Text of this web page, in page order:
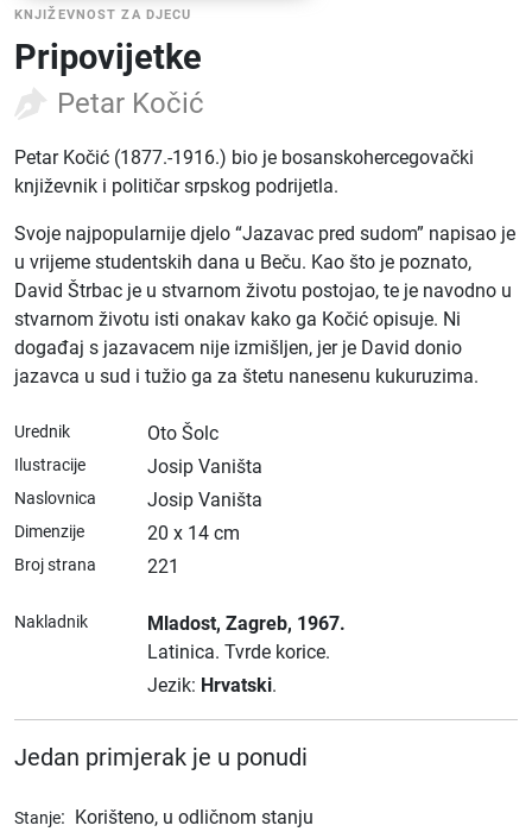
KNJIŽEVNOST ZA DJECU
Pripovijetke
Petar Kočić
Petar Kočić (1877.-1916.) bio je bosanskohercegovački
književnik i političar srpskog podrijetla.
Svoje najpopularnije djelo “Jazavac pred sudom” napisao je
u vrijeme studentskih dana u Beču. Kao što je poznato,
David Štrbac je u stvarnom životu postojao, te je navodno u
stvarnom životu isti onakav kako ga Kočić opisuje. Ni
događaj s jazavacem nije izmišljen, jer je David donio
jazavca u sud i tužio ga za štetu nanesenu kukuruzima.
Urednik Oto Šolc
Ilustracije Josip Vaništa
Naslovnica Josip Vaništa
Dimenzije 20 x 14 cm
Broj strana 221
Nakladnik Mladost, Zagreb, 1967.
Latinica. Tvrde korice.
Jezik: Hrvatski.
Jedan primjerak je u ponudi
Stanje: Korišteno, u odličnom stanju